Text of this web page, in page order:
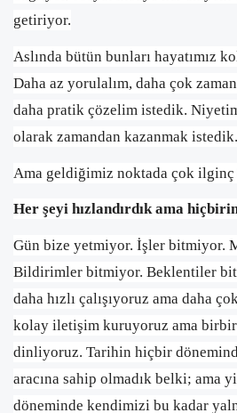
getiriyor.
Aslında bütün bunları hayatımız
Daha az yorulalım, daha çok
daha pratik çözelim istedik.
olarak zamandan kazanmak istedik.
Ama geldiğimiz noktada çok
Her şeyi hızlandırdık ama
Gün bize yetmiyor. İşler bitmiyor.
Bildirimler bitmiyor. Beklentiler
daha hızlı çalışıyoruz ama daha
kolay iletişim kuruyoruz ama
dinliyoruz. Tarihin hiçbir
aracına sahip olmadık belki; ama
döneminde kendimizi bu kadar